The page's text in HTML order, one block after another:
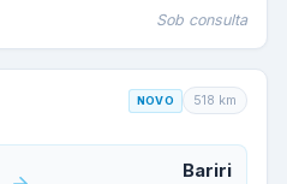
Sob consulta
NOVO 518 km
Bariri